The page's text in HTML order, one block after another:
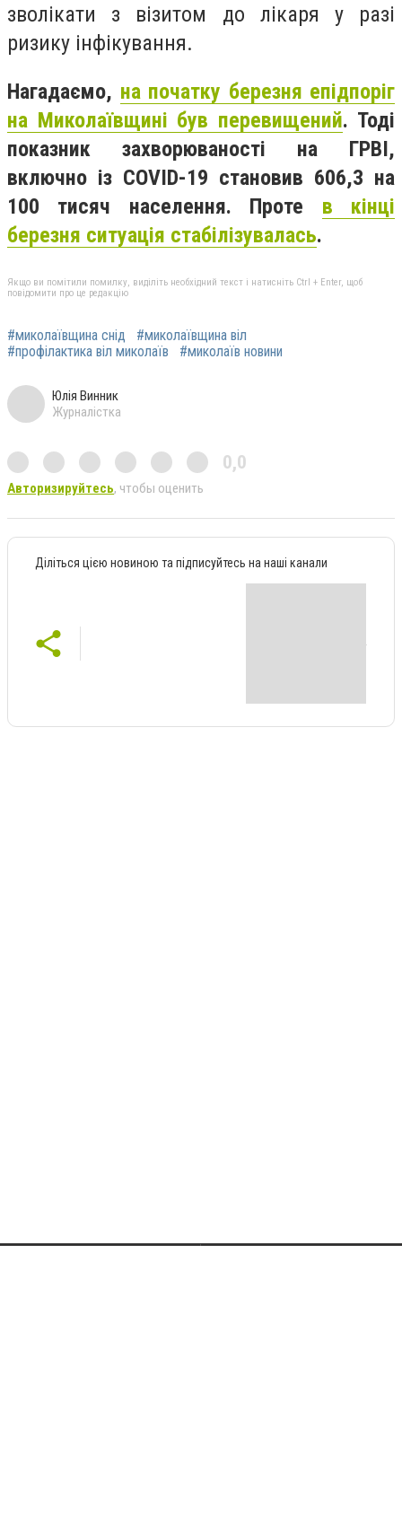
зволікати з візитом до лікаря у разі
ризику інфікування.
Нагадаємо, на початку березня епідпоріг
на Миколаївщині був перевищений. Тоді
показник захворюваності на ГРВІ,
включно із COVID-19 становив 606,3 на
100 тисяч населення. Проте в кінці
березня ситуація стабілізувалась.
Якщо ви помітили помилку, виділіть необхідний текст і натисніть Ctrl + Enter, щоб
повідомити про це редакцію
#миколаївщина снід
#миколаївщина віл
#профілактика віл миколаїв
#миколаїв новини
Юлія Винник
Журналістка
0,0
Авторизируйтесь, чтобы оценить
Діліться цією новиною та підписуйтесь на наші канали